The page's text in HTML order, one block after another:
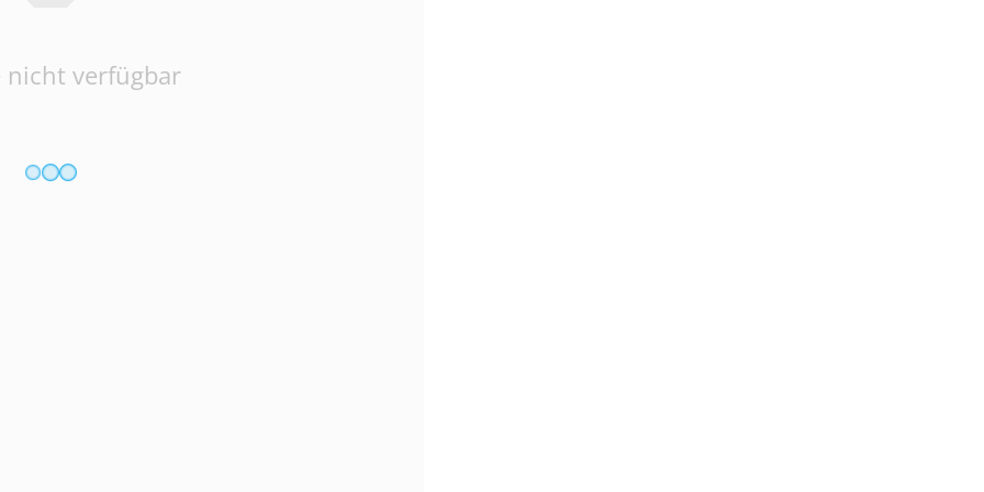
nicht verfügbar